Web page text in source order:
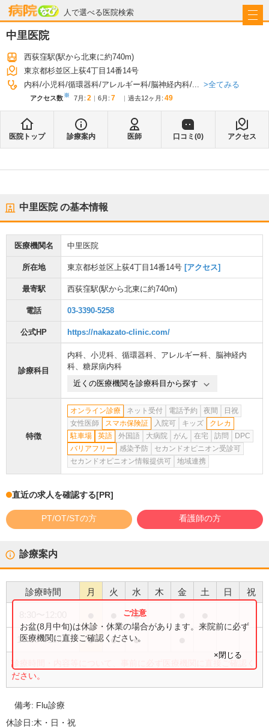
人で選べる医院検索
病院なび
中里医院
西荻窪駅(駅から北東に約740m)
東京都杉並区上荻4丁目14番14号
内科 小児科 循環器科 アレルギー科 脳神経内科 ... 全てみる
アクセス数※ 7月 : 2 6月 : 7 過去12ヶ月: 49
医院トップ 診療案内 医師 口コミ(0) アクセス
中里医院の基本情報
医療機関名 中里医院
所在地 東京都杉並区上荻4丁目14番14号 [アクセス]
最寄駅 西荻窪駅(駅から北東に約740m)
電話 03-3390-5258
公式HP https://nakazato-clinic.com/
診療科目
内科、 小児科、 循環器科、 アレルギー科、 脳神経内
科、 糖尿病内科
近くの医療機関を診療科目から探す
特徴
オンライン診療 ネット受付 電話予約 夜間
日祝
女性医師
スマホ保険証 入院可 キッズ
クレカ
駐車場
英語 外国語 大病院 がん 在宅 訪問
DPC
バリアフリー
感染予防
セカンドオピニオン受診可
セカンドオピニオン情報提供可
地域連携
直近の求人を確認する[PR]
PT/OT/STの方 看護師の方
診療案内
診療時間 月 火 水 木 金 土 日 祝
●
15:00〜18:00 ● ● ●
診療時間・内容等について、事前に必ず医療機関に直接ご確認く
ださい。
お盆(8月中旬)は休診・休業の場合があります。来院前に必ず
医療機関に直接ご確認ください。
×閉じる
備考: Flu診療
休診日:木・日・祝